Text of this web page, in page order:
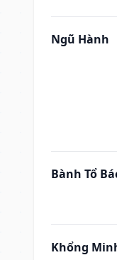
Ngũ Hành
Bành Tổ
Khổng